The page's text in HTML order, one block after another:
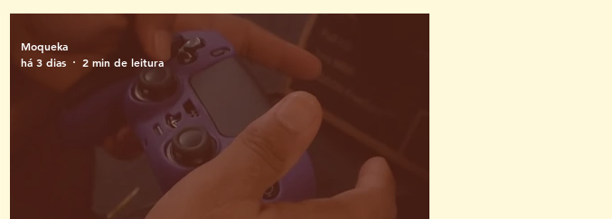
Moqueka
há 3 dias
2 min de leitura